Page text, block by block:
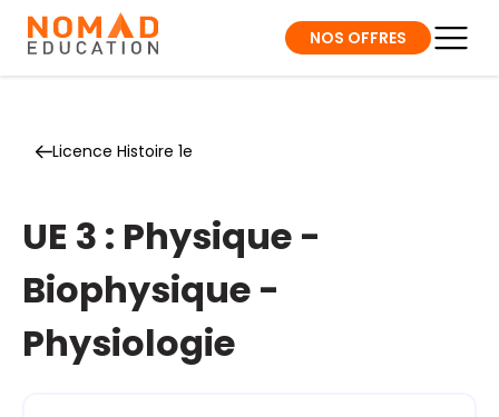
NOS OFFRES
Licence Histoire 1e
UE 3 : Physique -
Biophysique -
Physiologie